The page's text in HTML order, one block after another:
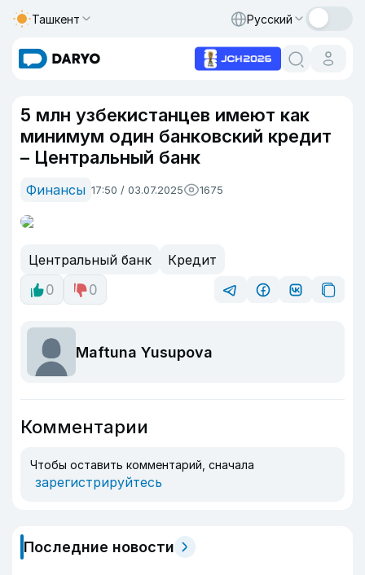
Ташкент Русский
5 млн узбекистанцев имеют как
минимум один банковский кредит
– Центральный банк
Финансы 17:50 / 03.07.2025 1675
Центральный банк
Кредит
0
0
Maftuna Yusupova
Комментарии
Чтобы оставить комментарий, сначала
зарегистрируйтесь
Последние новости